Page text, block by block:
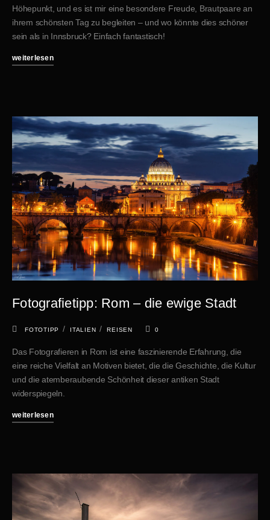
Höhepunkt, und es ist mir eine besondere Freude, Brautpaare an
ihrem schönsten Tag zu begleiten – und wo könnte dies schöner
sein als in Innsbruck? Einfach fantastisch!
weiterlesen
Fotografietipp: Rom – die ewige Stadt
FOTOTIPP / ITALIEN /REISEN 0
Das Fotografieren in Rom ist eine faszinierende Erfahrung, die
eine reiche Vielfalt an Motiven bietet, die die Geschichte, die Kultur
und die atemberaubende Schönheit dieser antiken Stadt
widerspiegeln.
weiterlesen